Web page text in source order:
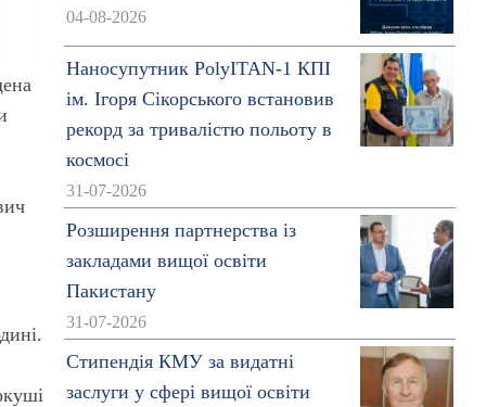
04-08-2026
Наносупутник PolyITAN-1 КПІ
ім. Ігоря Сікорського встановив
рекорд за тривалістю польоту в
космосі
31-07-2026
Розширення партнерства із
закладами вищої освіти
Пакистану
31-07-2026
Стипендія КМУ за видатні
заслуги у сфері вищої освіти